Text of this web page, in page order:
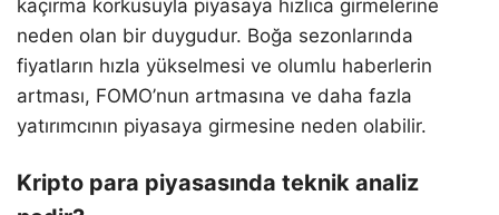
kaçırma korkusuyla piyasaya hızlıca girmelerine
neden olan bir duygudur. Boğa sezonlarında
fiyatların hızla yükselmesi ve olumlu haberlerin
artması, FOMO’nun artmasına ve daha fazla
yatırımcının piyasaya girmesine neden olabilir.
Kripto para piyasasında teknik analiz